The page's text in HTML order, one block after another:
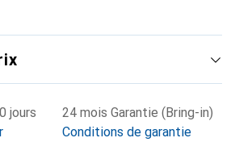
jours
24 mois Garantie (Bring-in)
Conditions de garantie